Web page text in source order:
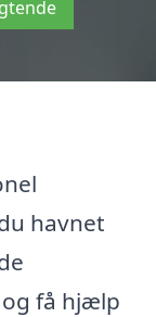
havnet
få hjælp